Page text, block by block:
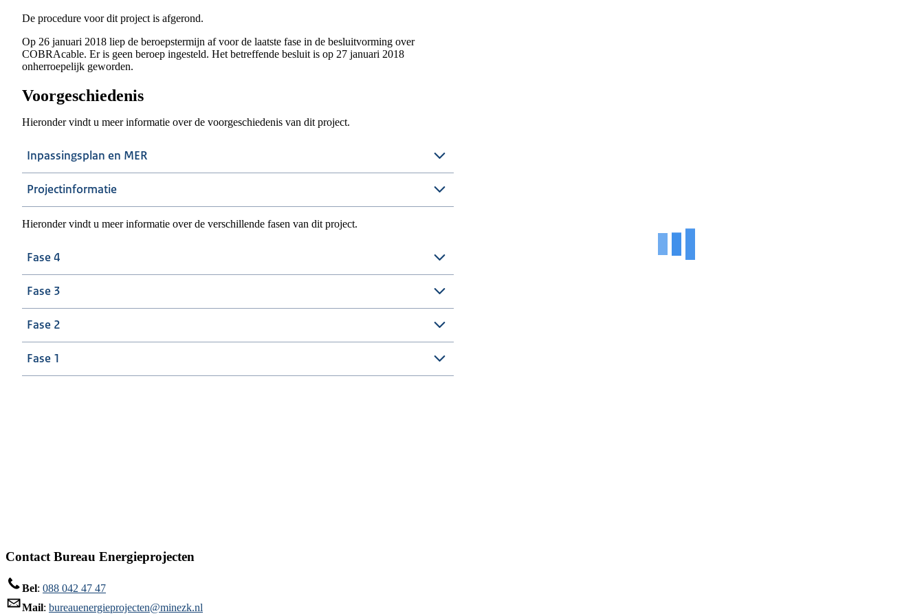
De procedure voor dit project is afgerond.
Op 26 januari 2018 liep de beroepstermijn af voor de laatste fase in de besluitvorming over
COBRAcable. Er is geen beroep ingesteld. Het betreffende besluit is op 27 januari 2018
onherroepelijk geworden.
Voorgeschiedenis
Hieronder vindt u meer informatie over de voorgeschiedenis van dit project.
Inpassingsplan en MER
Projectinformatie
Hieronder vindt u meer informatie over de verschillende fasen van dit project.
Fase 4
Fase 3
Fase 2
Fase 1
Contact Bureau Energieprojecten
Bel: 088 042 47 47
Mail: bureauenergieprojecten@minezk.nl